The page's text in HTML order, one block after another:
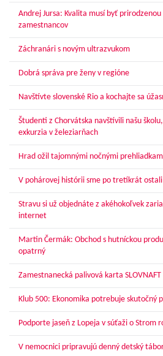
Andrej Jursa: Kvalita musí byť
zamestnancov
Záchranári s novým ultrazvukom
Dobrá správa pre ženy v regióne
Navštívte slovenské Rio a kochajte sa
Študenti z Chorvátska navštívili našu
exkurzia v železiarňach
Hrad ožil tajomnými nočnými
V pohárovej histórii sme po tretíkrát
Stravu si už objednáte z akéhokoľvek
internet
Martin Čermák: Obchod s hutníckou
opatrný
Zamestnanecká palivová karta SLOVNAFT
Klub 500: Ekonomika potrebuje skutočný
Podporte jaseň z Lopeja v súťaži o Strom
V nemocnici pripravujú denný detský